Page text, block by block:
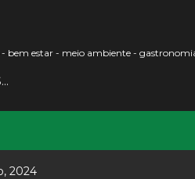
bem estar - meio ambiente -
2024